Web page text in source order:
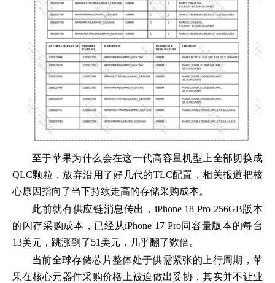
至于苹果为什么会在这一代高容量机型上全部切换成
QLC颗粒，放弃沿用了好几代的TLC配置，相关报道把核
心原因指向了当下持续走高的存储采购成本。
此前就有供应链消息传出，iPhone 18 Pro 256GB版本
的闪存采购成本，已经从iPhone 17 Pro同容量版本的每台
13美元，跳涨到了51美元，几乎翻了数倍。
当前全球存储芯片整体处于供需紧张的上行周期，苹
果在核心元器件采购价格上被迫做出妥协，其实并不让业